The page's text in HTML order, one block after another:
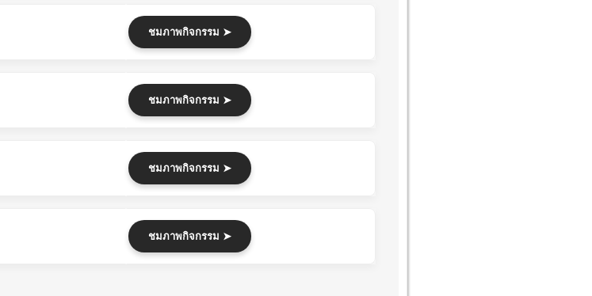
ชมภาพกิจกรรม ➤
ชมภาพกิจกรรม ➤
ชมภาพกิจกรรม ➤
ชมภาพกิจกรรม ➤